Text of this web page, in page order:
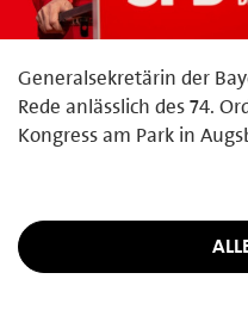
Generalsekretärin der
Rede anlässlich des 74.
Kongress am Park in